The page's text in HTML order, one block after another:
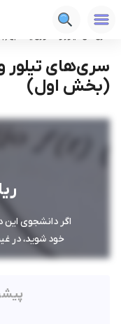
دوره ها فنی‌ومهندسی
سری‌های تیلور
(بخش اول)
اگر دانشجوی این
خود شوید، در